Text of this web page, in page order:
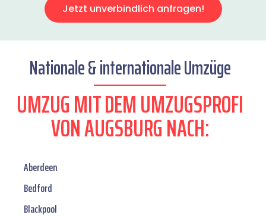
Jetzt unverbindlich anfragen!
Nationale & internationale Umzüge
UMZUG MIT DEM UMZUGSPROFI
VON AUGSBURG NACH:
Aberdeen
Bedford
Blackpool